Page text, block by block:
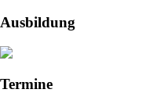
Ausbildung
Termine